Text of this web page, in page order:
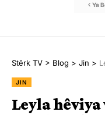
Ya
Stêrk TV > Blog > Jin >
JIN
Leyla